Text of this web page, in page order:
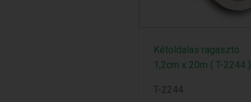
Kétoldalas ragasztó
1,2cm x 20m ( T-2244 )
T-2244